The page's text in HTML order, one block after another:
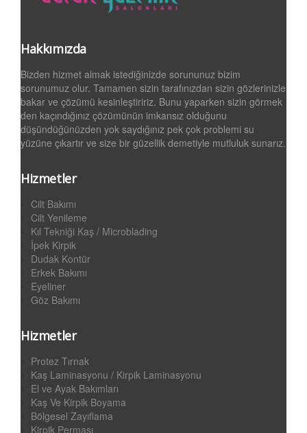
Hakkımızda
Bizden hizmet almak istediğinizde sorununuz bizim
sorunumuz olur. Tamamen sizin tarafınızdan sizin gözlerinizle
bakar ve çözümü kesinleştiririz. Bunu yaparken sizin görmek
den kaçındığınız çözümünün imkansız olduğunu
düşündüğünüzden yok saydığınız pek çok problemi su
yüzüne çıkartır ve size bir güzellik demetiyle mutluluk sunarız.
Hizmetler
Cilt Bakımı
Cilt Yenileme
Kıl Tekniği Kaş / Microblading
İpek Kirpik
Dudak Kontür
Erkek Bakımı
Eyeliner
Göz Bakımı
Hizmetler
Protez Tırnak
Kaş Laminasyonu / Kirpik Laminasyonu
El ve Ayak Bakımları
Kaş Ve Kirpik Boyama
Bölgesel Zayıflama
Kirpik Perması